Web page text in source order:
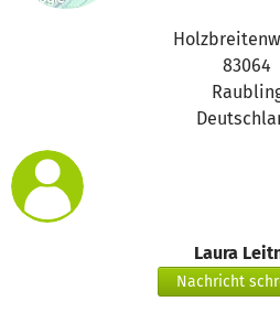
83064
Laura
Nachricht